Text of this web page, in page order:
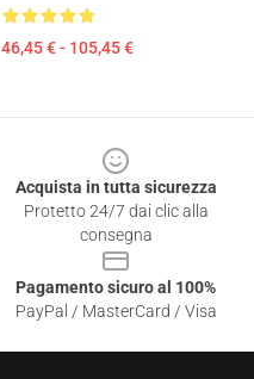
46,45 € - 105,45 €
Acquista in tutta sicurezza
Protetto 24/7 dai clic alla
consegna
Pagamento sicuro al 100%
PayPal / MasterCard / Visa